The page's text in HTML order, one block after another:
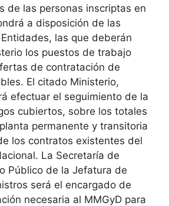
de las personas inscriptas en
a disposición de las
las que deberán
los puestos de trabajo
de contratación de
El citado Ministerio,
efectuar el seguimiento de la
cubiertos, sobre los totales
permanente y transitoria
los contratos existentes del
La Secretaría de
Público de la Jefatura de
será el encargado de
necesaria al MMGyD para